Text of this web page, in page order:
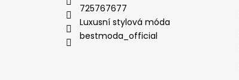
725767677
Luxusní stylová móda
bestmoda_official